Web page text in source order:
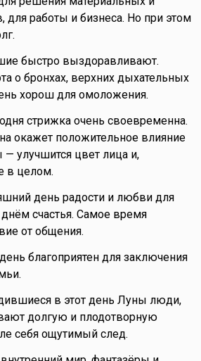
работы и бизнеса. Но при этом
быстро выздоравливают.
о бронхах, верхних дыхательных
хорош для омоложения.
стрижка очень своевременна.
окажет положительное влияние
— улучшится цвет лица и,
в целом.
день радости и любви для
счастья. Самое время
от общения.
день благоприятен для заключения
в этот день Луны люди,
долгую и плодотворную
себя ощутимый след.